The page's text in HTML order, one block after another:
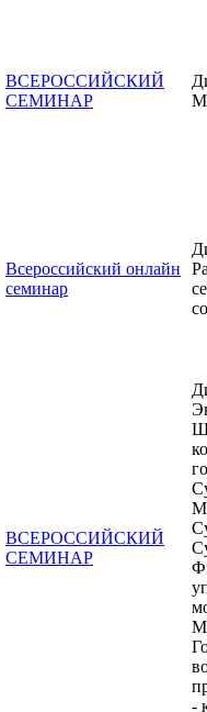
ВСЕРОССИЙСКИЙ
СЕМИНАР
Всероссийский онлайн
семинар
ВСЕРОССИЙСКИЙ
СЕМИНАР
-